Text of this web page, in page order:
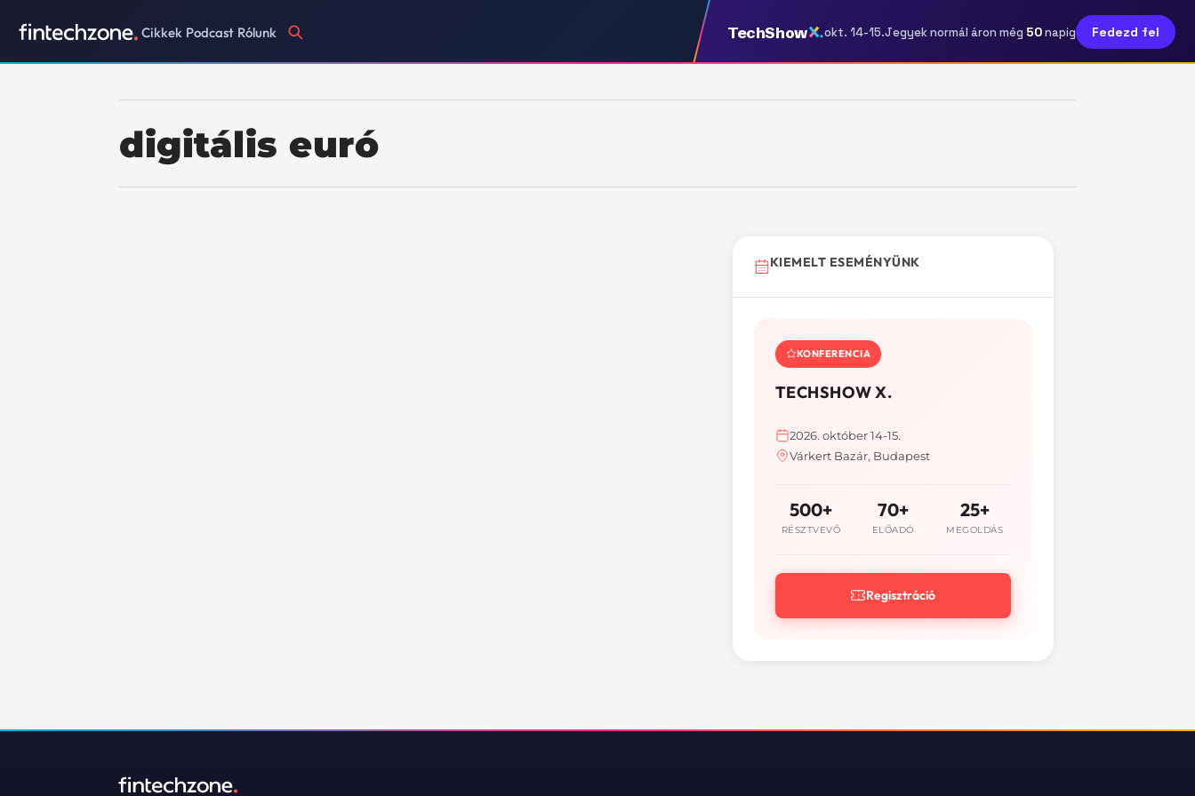
Cikkek Podcast Rólunk TechShow okt. 14-15.Jegyek normál áron még 50napig Fedezd fel
digitális euró
KIEMELT ESEMÉNYÜNK
KONFERENCIA
TECHSHOW X.
2026. október 14-15.
Várkert Bazár, Budapest
500+
RÉSZTVEVŐ
70+
ELŐADÓ
25+
MEGOLDÁS
Regisztráció